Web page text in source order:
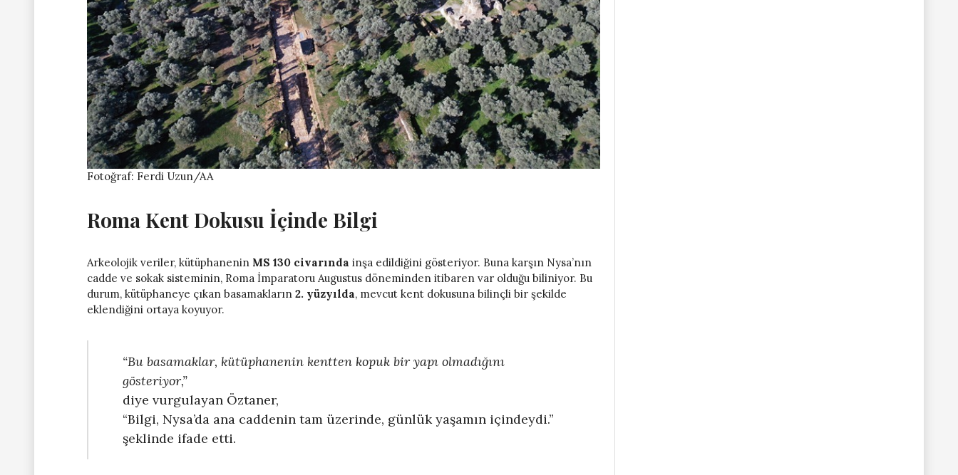
Fotoğraf: Ferdi Uzun/AA
Roma Kent Dokusu İçinde Bilgi
Arkeolojik veriler, kütüphanenin MS 130 civarında inşa edildiğini gösteriyor. Buna karşın Nysa’nın
cadde ve sokak sisteminin, Roma İmparatoru Augustus döneminden itibaren var olduğu biliniyor. Bu
durum, kütüphaneye çıkan basamakların 2. yüzyılda, mevcut kent dokusuna bilinçli bir şekilde
eklendiğini ortaya koyuyor.
“Bu basamaklar, kütüphanenin kentten kopuk bir yapı olmadığını
gösteriyor,”
diye vurgulayan Öztaner,
“Bilgi, Nysa’da ana caddenin tam üzerinde, günlük yaşamın içindeydi.”
şeklinde ifade etti.